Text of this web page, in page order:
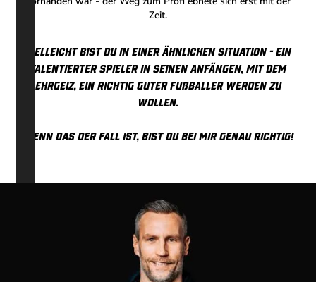
Zeit.
Vielleicht bist du in einer ähnlichen Situation - ein
talentierter Spieler in seinen Anfängen, mit dem
Ehrgeiz, ein richtig guter Fußballer werden zu
wollen.
Wenn das der Fall ist, bist du bei mir genau richtig!